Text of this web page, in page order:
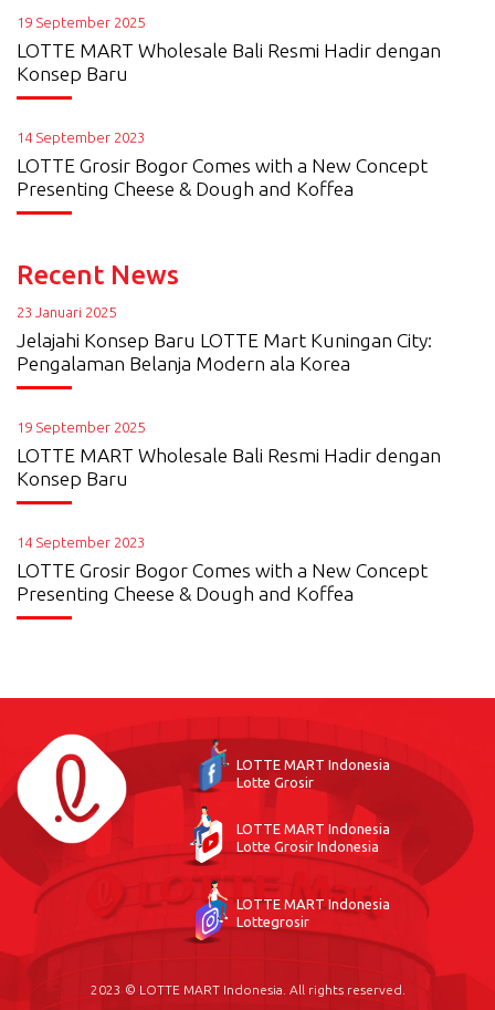
19 September 2025
LOTTE MART Wholesale Bali Resmi Hadir dengan
Konsep Baru
14 September 2023
LOTTE Grosir Bogor Comes with a New Concept
Presenting Cheese & Dough and Koffea
Recent News
23 Januari 2025
Jelajahi Konsep Baru LOTTE Mart Kuningan City:
Pengalaman Belanja Modern ala Korea
19 September 2025
LOTTE MART Wholesale Bali Resmi Hadir dengan
Konsep Baru
14 September 2023
LOTTE Grosir Bogor Comes with a New Concept
Presenting Cheese & Dough and Koffea
LOTTE MART Indonesia
Lotte Grosir
LOTTE MART Indonesia
Lotte Grosir Indonesia
LOTTE MART Indonesia
Lottegrosir
2023 © LOTTE MART Indonesia. All rights reserved.